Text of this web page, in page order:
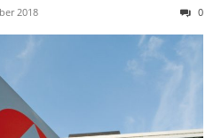
2018 0